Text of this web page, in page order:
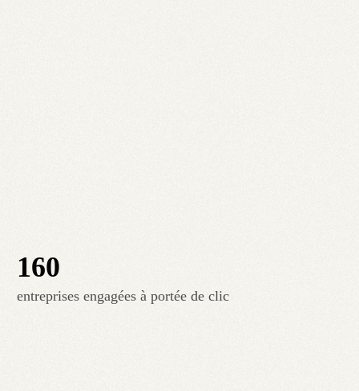
160
entreprises engagées à portée de clic